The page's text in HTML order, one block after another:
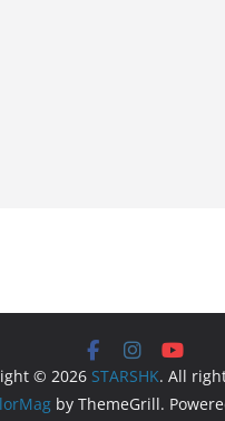
© 2026 STARSHK. All
by ThemeGrill.